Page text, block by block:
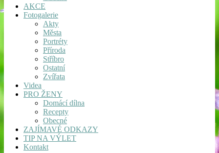
AKCE
Fotogalerie
Akty
Města
Portréty
Příroda
Stříbro
Ostatní
Zvířata
Videa
PRO ŽENY
Domácí dílna
Recepty
Obecné
ZAJÍMAVÉ ODKAZY
TIP NA VÝLET
Kontakt